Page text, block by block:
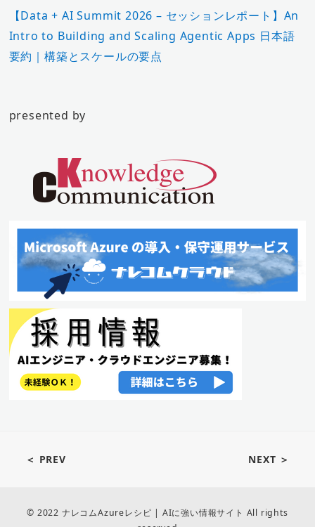
【Data + AI Summit 2026 – セッションレポート】An
Intro to Building and Scaling Agentic Apps 日本語
要約｜構築とスケールの要点
presented by
＜ PREV NEXT ＞
© 2022 ナレコムAzureレシピ | AIに強い情報サイト All rights